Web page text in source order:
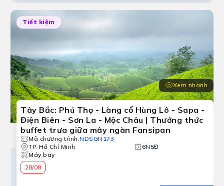
Tiết kiệm
Xem nhanh
Tây Bắc: Phú Thọ - Làng cổ Hùng Lô - Sapa -
Điện Biên - Sơn La - Mộc Châu | Thưởng thức
buffet trưa giữa mây ngàn Fansipan
Mã chương trình:NDSGN173
TP. Hồ Chí Minh
6N5Đ
Máy bay
28/08